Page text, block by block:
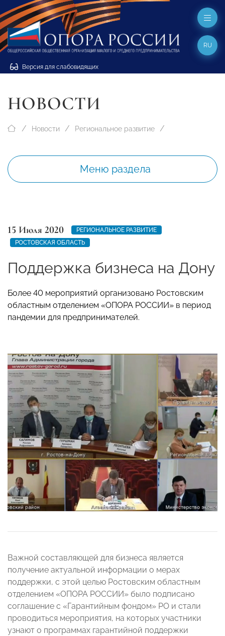
Версия для слабовидящих
RU
НОВОСТИ
Новости Региональное развитие
Меню раздела
15 Июля 2020
РЕГИОНАЛЬНОЕ РАЗВИТИЕ
РОСТОВСКАЯ ОБЛАСТЬ
Поддержка бизнеса на Дону
Более 40 мероприятий организовано Ростовским
областным отделением «ОПОРА РОССИИ» в период
пандемии для предпринимателей.
Важной составляющей для бизнеса является
получение актуальной информации о мерах
поддержки, с этой целью Ростовским областным
отделением «ОПОРА РОССИИ» было подписано
соглашение с «Гарантийным фондом» РО и стали
проводиться мероприятия, на которых участники
узнают о программах гарантийной поддержки